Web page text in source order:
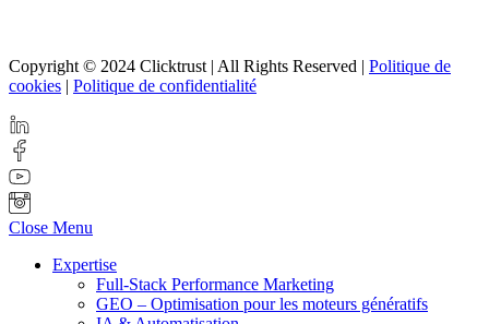
Copyright © 2024 Clicktrust | All Rights Reserved | Politique de
cookies | Politique de confidentialité
Close Menu
Expertise
Full-Stack Performance Marketing
GEO – Optimisation pour les moteurs génératifs